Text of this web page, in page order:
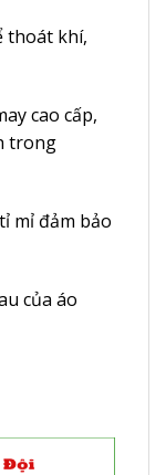
thoát khí,
cao cấp,
trong
mỉ đảm bảo
của áo